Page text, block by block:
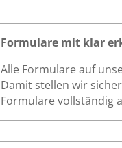
Formulare mit klar
Alle Formulare auf
Damit stellen wir
Formulare vollständig